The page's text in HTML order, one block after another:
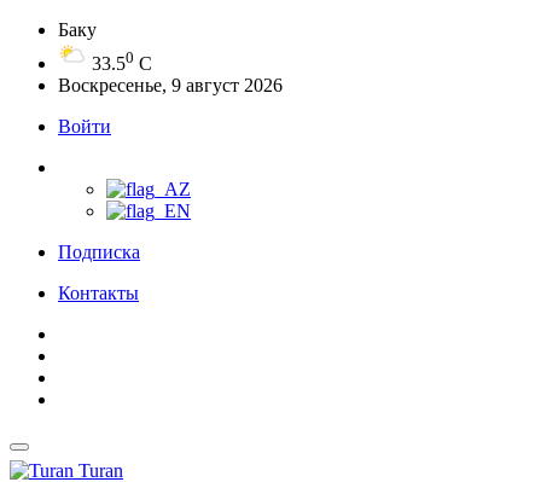
Баку
33.50 C
Воскресенье, 9 август 2026
Войти
Подписка
Контакты
Turan